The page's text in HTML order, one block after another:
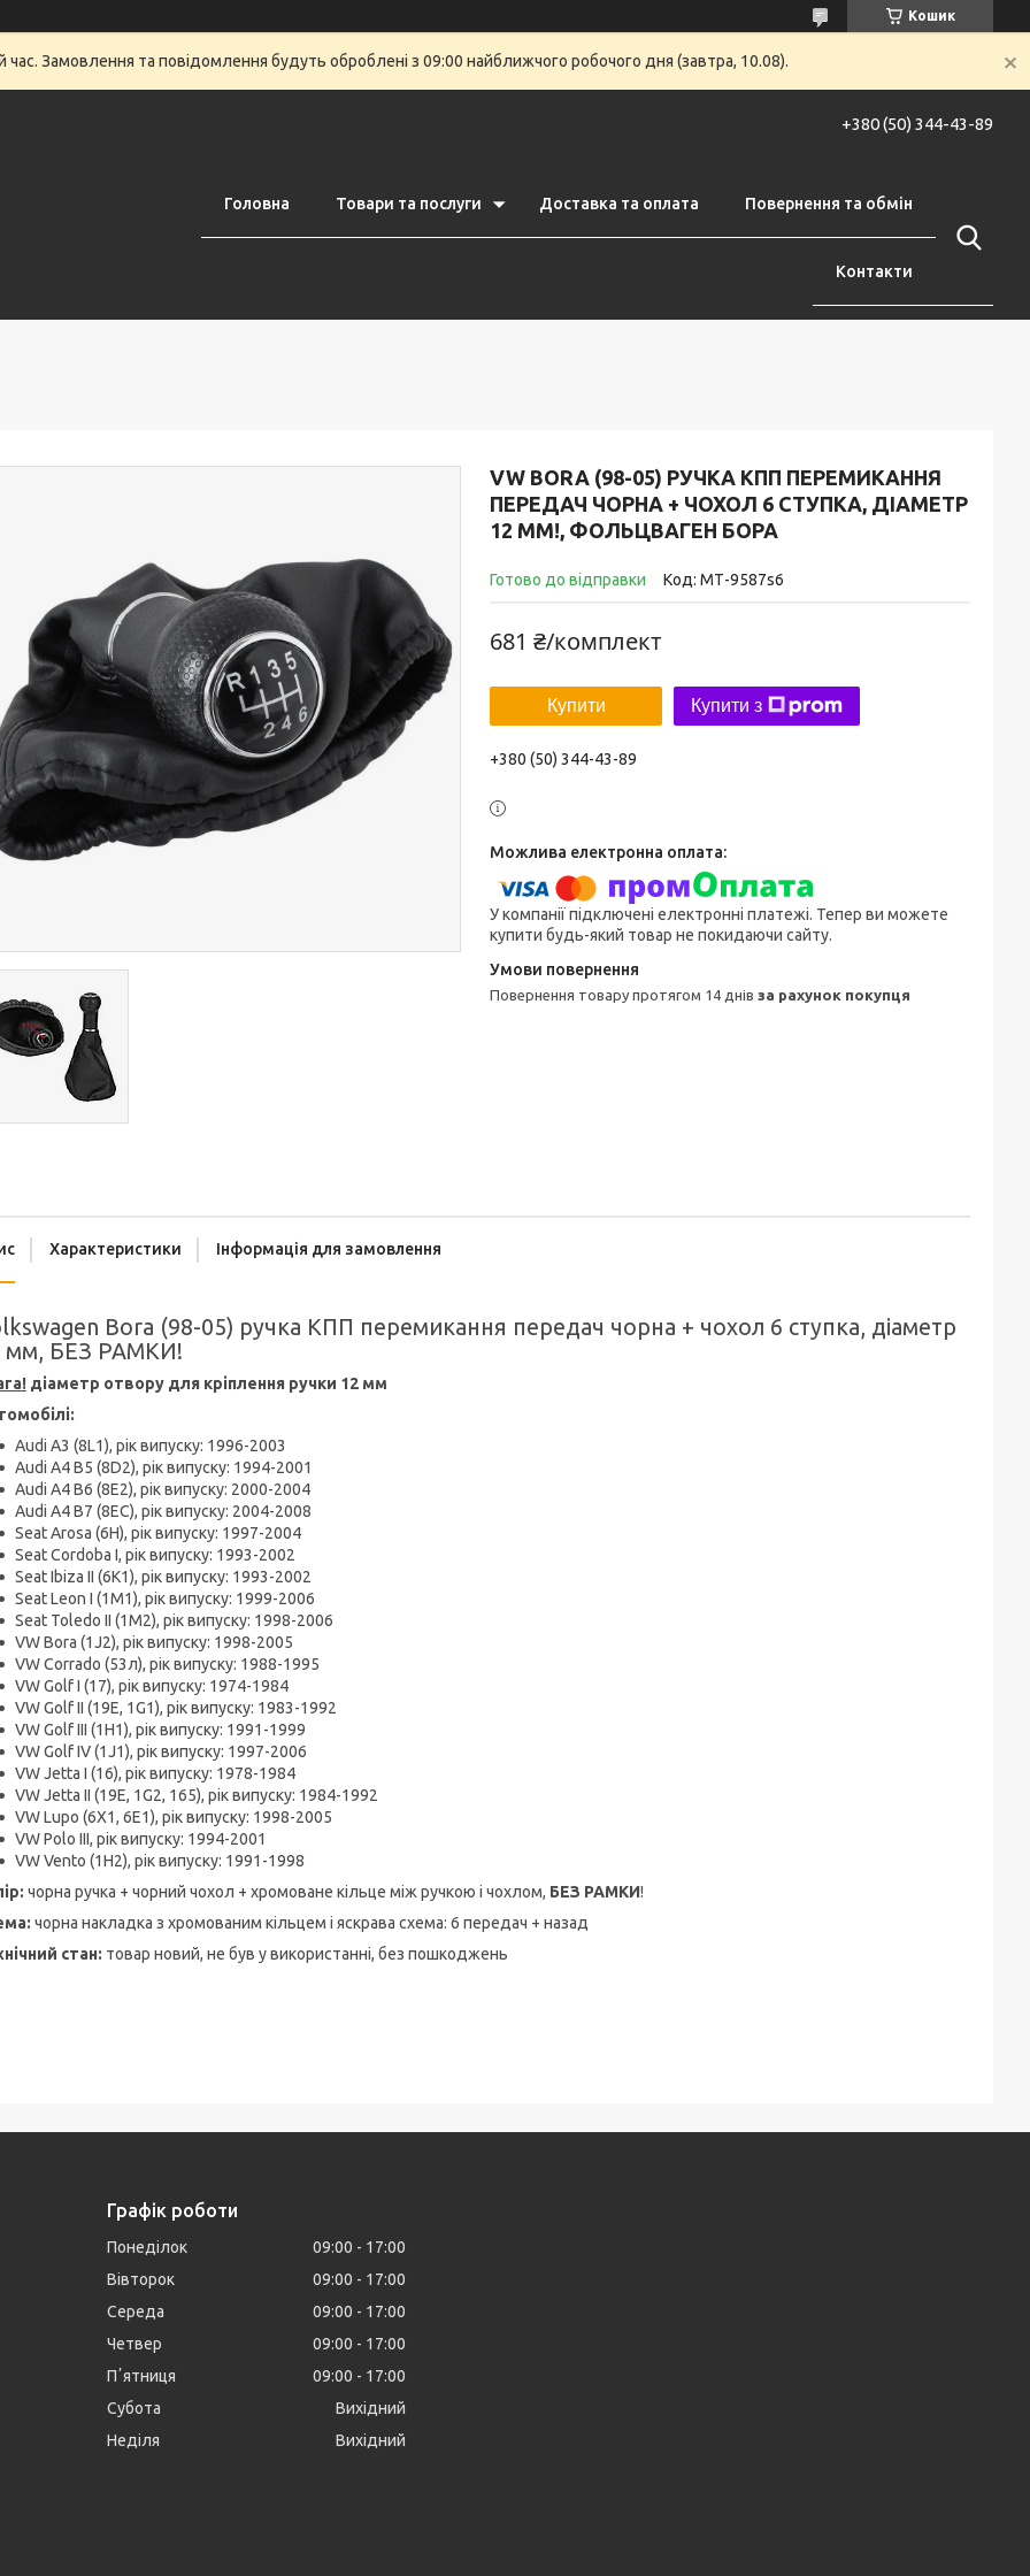
Кошик
час. Замовлення та повідомлення будуть оброблені з 09:00 найближчого робочого дня (завтра, 10.08).
+380 (50) 344-43-89
Головна Товари та послуги Доставка та оплата Повернення та обмін
Контакти
VW BORA (98-05) РУЧКА КПП ПЕРЕМИКАННЯ
ПЕРЕДАЧ ЧОРНА + ЧОХОЛ 6 СТУПКА, ДІАМЕТР
12 ММ!, ФОЛЬЦВАГЕН БОРА
Готово до відправки Код: МТ-9587s6
681 ₴/комплект
Купити Купити з
+380 (50) 344-43-89
У компанії підключені електронні платежі. Тепер ви можете
купити будь-який товар не покидаючи сайту.
повернення товару протягом 14 днів за рахунок покупця
Характеристики Інформація для замовлення
Bora (98-05) ручка КПП перемикання передач чорна + чохол 6 ступка, діаметр
мм, БЕЗ РАМКИ!
діаметр отвору для кріплення ручки 12 мм
Audi A3 (8L1), рік випуску: 1996-2003
Audi A4 B5 (8D2), рік випуску: 1994-2001
Audi A4 B6 (8E2), рік випуску: 2000-2004
Audi A4 B7 (8EC), рік випуску: 2004-2008
Seat Arosa (6H), рік випуску: 1997-2004
Seat Cordoba I, рік випуску: 1993-2002
Seat Ibiza II (6K1), рік випуску: 1993-2002
Seat Leon I (1M1), рік випуску: 1999-2006
Seat Toledo II (1M2), рік випуску: 1998-2006
VW Bora (1J2), рік випуску: 1998-2005
VW Corrado (53л), рік випуску: 1988-1995
VW Golf I (17), рік випуску: 1974-1984
VW Golf II (19E, 1G1), рік випуску: 1983-1992
VW Golf III (1H1), рік випуску: 1991-1999
VW Golf IV (1J1), рік випуску: 1997-2006
VW Jetta I (16), рік випуску: 1978-1984
VW Jetta II (19E, 1G2, 165), рік випуску: 1984-1992
VW Lupo (6X1, 6E1), рік випуску: 1998-2005
VW Polo III, рік випуску: 1994-2001
VW Vento (1H2), рік випуску: 1991-1998
чорна ручка + чорний чохол + хромоване кільце між ручкою і чохлом, БЕЗ РАМКИ!
чорна накладка з хромованим кільцем і яскрава схема: 6 передач + назад
стан: товар новий, не був у використанні, без пошкоджень
Графік роботи
Понеділок 09:00
17:00
Вівторок
09:00
17:00
Середа
09:00
17:00
Четвер
09:00
17:00
Пʼятниця
09:00
17:00
Субота
Вихідний
Неділя
Вихідний